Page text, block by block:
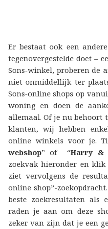
Er bestaat ook een
tegenovergestelde doet –
Sons-winkel, proberen de
niet onmiddellijk ter
Sons-online shops op
woning en doen de
allemaal. Of je nu behoort
klanten, wij hebben
online winkels voor je.
webshop” of “Harry &
zoekvak hieronder en klik
ziet vervolgens de
online shop”-
beste zoekresultaten als
raden je aan om deze
zeker van zijn dat je een